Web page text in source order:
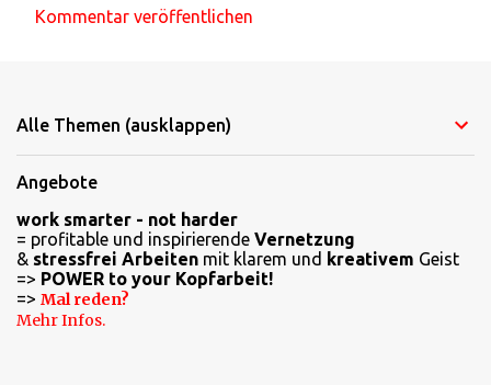
m
n
t
a
r
e
Kommentar veröffentlichen
Alle Themen (ausklappen)
Angebote
work smarter - not harder
= profitable und inspirierende Vernetzung
& stressfrei Arbeiten mit klarem und kreativem Geist
=> POWER to your Kopfarbeit!
=> Mal reden?
Mehr Infos.